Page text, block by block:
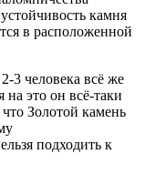
камня
в расположенной
3 человека всё же
на это он всё-таки
Золотой камень
подходить к